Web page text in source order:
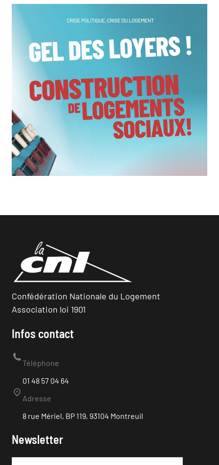
Confédération Nationale du Logement
Association loi 1901
Infos contact
Téléphone
01 48 57 04 64
Adresse
8 rue Mériel, BP 119, 93104 Montreuil
Newsletter